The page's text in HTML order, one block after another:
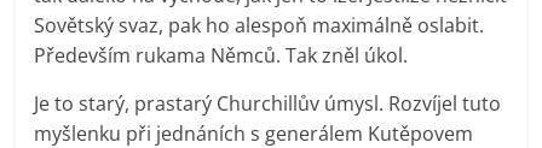
Sovětský svaz, pak ho alespoň maximálně oslabit.
Především rukama Němců. Tak zněl úkol.
Je to starý, prastarý Churchillův úmysl. Rozvíjel tuto
myšlenku při jednáních s generálem Kutěpovem